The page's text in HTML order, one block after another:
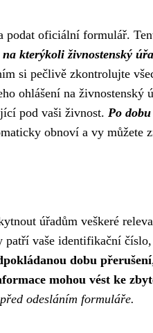
oficiální formulář.
kterýkoli živnostenský
si pečlivě zkontrolujte
ohlášení na
pod vaši živnost. Po
obnoví a vy můžete
úřadům veškeré
vaše identifikační
dobu přerušení
mohou vést ke
odesláním formuláře.